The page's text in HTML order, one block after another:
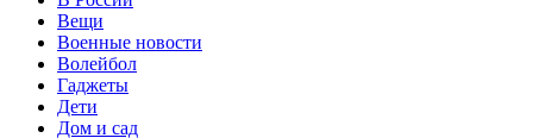
Вещи
Военные новости
Волейбол
Гаджеты
Дети
Дом и сад